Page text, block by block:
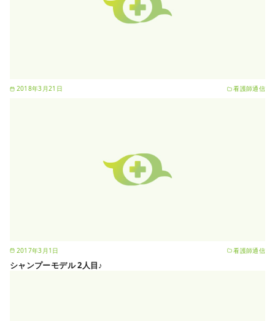
2018年3月21日 看護師通信
2017年3月1日 看護師通信
シャンプーモデル 2人目♪